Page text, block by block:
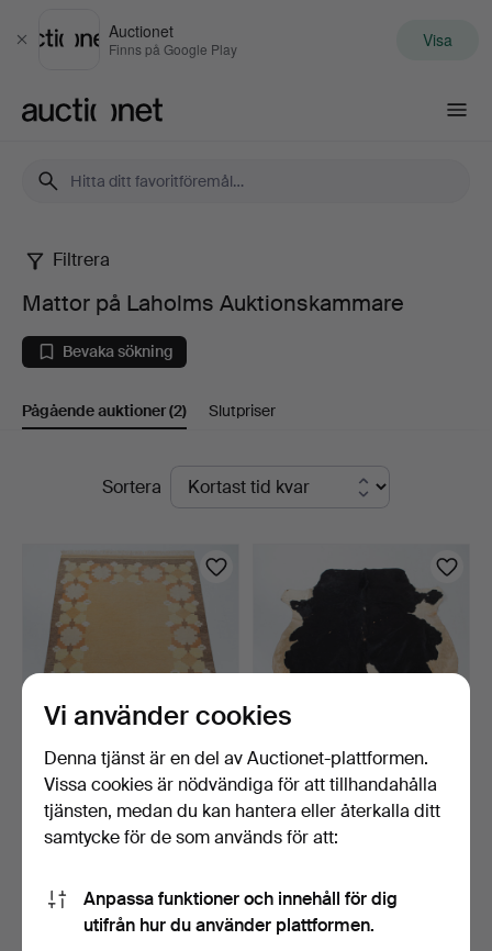
Stäng
Auctionet
Finns på Google Play Visa
Mattor
på
Laholms
Auktionskammare
Filtrera
Mattor på Laholms Auktionskammare
Bevaka sökning
Pågående auktioner(2) Slutpriser
PågåendeSortera
RÖLLAKANSMATTA,
svensk hemslöjd, 168 x 228.
KOHUD / MATTA, naturligt
garvad.
5 dagar
Bevaka sökning
Vi använder cookies
Denna tjänst är en del av Auctionet-plattformen.
Vissa cookies är nödvändiga för att tillhandahålla
tjänsten, medan du kan hantera eller återkalla ditt
samtycke för de som används för att:
Anpassa funktioner och innehåll för dig
utifrån hur du använder plattformen.